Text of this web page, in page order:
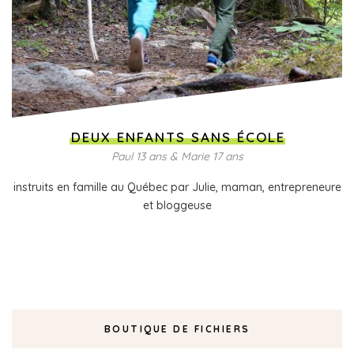
DEUX ENFANTS SANS ÉCOLE
Paul 13 ans & Marie 17 ans
instruits en famille au Québec par Julie, maman, entrepreneure
et bloggeuse
BOUTIQUE DE FICHIERS